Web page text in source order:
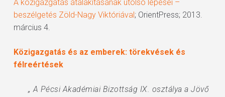
A közigazgatás átalakításának utolsó lépései –
beszélgetés Zöld-Nagy Viktóriával; OrientPress; 2013.
március 4.
Közigazgatás és az emberek: törekvések és
félreértések
„ A Pécsi Akadémiai Bizottság IX. osztálya a Jövő